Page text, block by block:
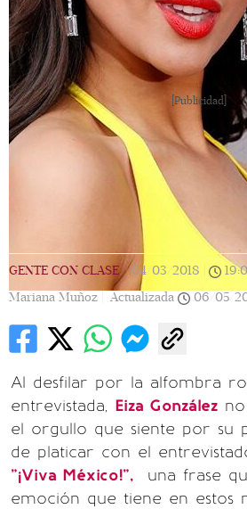
[Publicidad]
GENTE CON CLASE | 04/03/2018
Mariana Muñoz |
Actualizada 06/05/
Al desfilar por la alfombra
entrevistada, Eiza González
el orgullo que siente por su
de platicar con el
"¡Viva México!", una frase
emoción que tiene en estos